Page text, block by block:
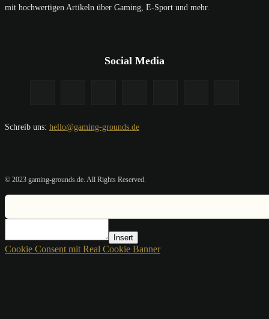
mit hochwertigen Artikeln über Gaming, E-Sport und mehr.
Social Media
Schreib uns: hello@gaming-grounds.de
© 2023 gaming-grounds.de. All Rights Reserved.
Insert
Cookie Consent mit Real Cookie Banner